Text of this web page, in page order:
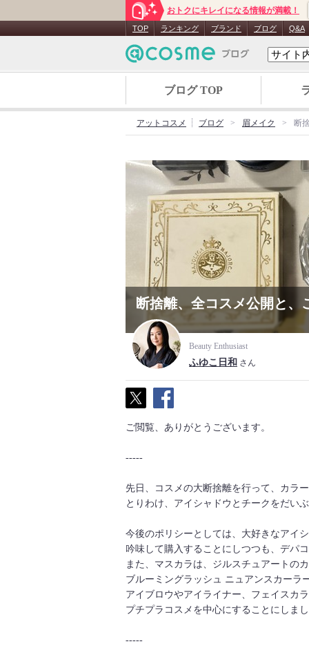
おトクにキレイになる情報が満載！
TOP ランキング ブランド ブログ Q&A
ブログ TOP
アットコスメ ブログ 眉メイク 断
断捨離、全コスメ公開と、
Beauty Enthusiast
ふゆこ日和 さん
ご閲覧、ありがとうございます。
-----
先日、コスメの大断捨離を行って、カラ
とりわけ、アイシャドウとチークをだい
今後のポリシーとしては、大好きなアイ
吟味して購入することにしつつも、デパ
また、マスカラは、ジルスチュアートの
ブルーミングラッシュ ニュアンスカーラ
アイブロウやアイライナー、フェイスカ
プチプラコスメを中心にすることにしま
-----